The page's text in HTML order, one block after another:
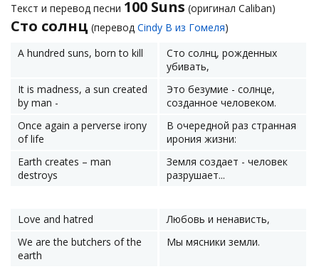
Текст и перевод песни 100 Suns (оригинал Caliban)
Сто солнц (перевод Cindy B из Гомеля)
A hundred suns, born to kill
Сто солнц, рожденных
убивать,
It is madness, a sun created
by man -
Это безумие - солнце,
созданное человеком.
Once again a perverse irony
of life
В очередной раз странная
ирония жизни:
Earth creates – man
destroys
Земля создает - человек
разрушает...
Love and hatred
Любовь и ненависть,
We are the butchers of the
earth
Мы мясники земли.